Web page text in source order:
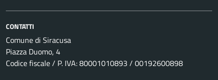
CONTATTI
Comune di Siracusa
Piazza Duomo, 4
Codice fiscale / P. IVA: 80001010893 / 00192600898